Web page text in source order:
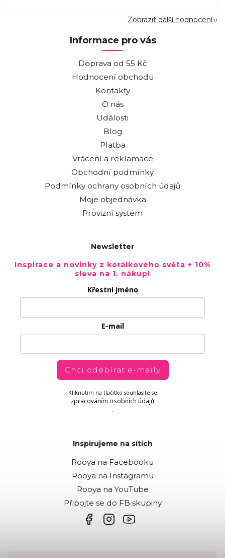
Zobrazit další hodnocení
Informace pro vás
Doprava od 55 Kč
Hodnocení obchodu
Kontakty
O nás
Události
Blog
Platba
Vrácení a reklamace
Obchodní podmínky
Podmínky ochrany osobních údajů
Moje objednávka
Provizní systém
Newsletter
Inspirace a novinky z korálkového světa + 10%
sleva na 1. nákup!
Křestní jméno
E-mail
Chci odebírat e-maily
Kliknutím na tlačítko souhlasíte se
zpracováním osobních údajů
.
Inspirujeme na sítích
Rooya na Facebooku
Rooya na Instagramu
Rooya na YouTube
Připojte se do FB skupiny